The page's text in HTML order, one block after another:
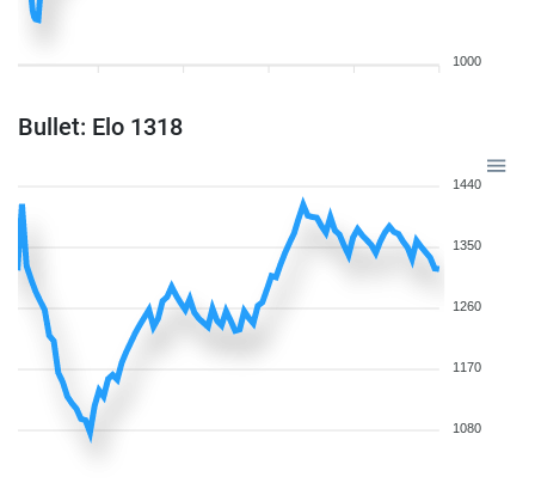
1000
Bullet: Elo 1318
1440
1350
1260
1170
1080